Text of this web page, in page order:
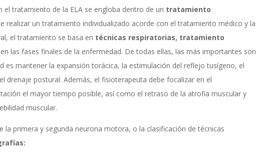
el tratamiento de la ELA se engloba dentro de un tratamiento
realizar un tratamiento individualizado acorde con el tratamiento médico y la
el tratamiento se basa en técnicas respiratorias, tratamiento
en las fases finales de la enfermedad. De todas ellas, las más importantes son
es mantener la expansión torácica, la estimulación del reflejo tusígeno, el
drenaje postural. Además, el fisioterapeuta debe focalizar en el
el mayor tiempo posible, así como el retraso de la atrofia muscular y
muscular.
la primera y segunda neurona motora, o la clasificación de técnicas